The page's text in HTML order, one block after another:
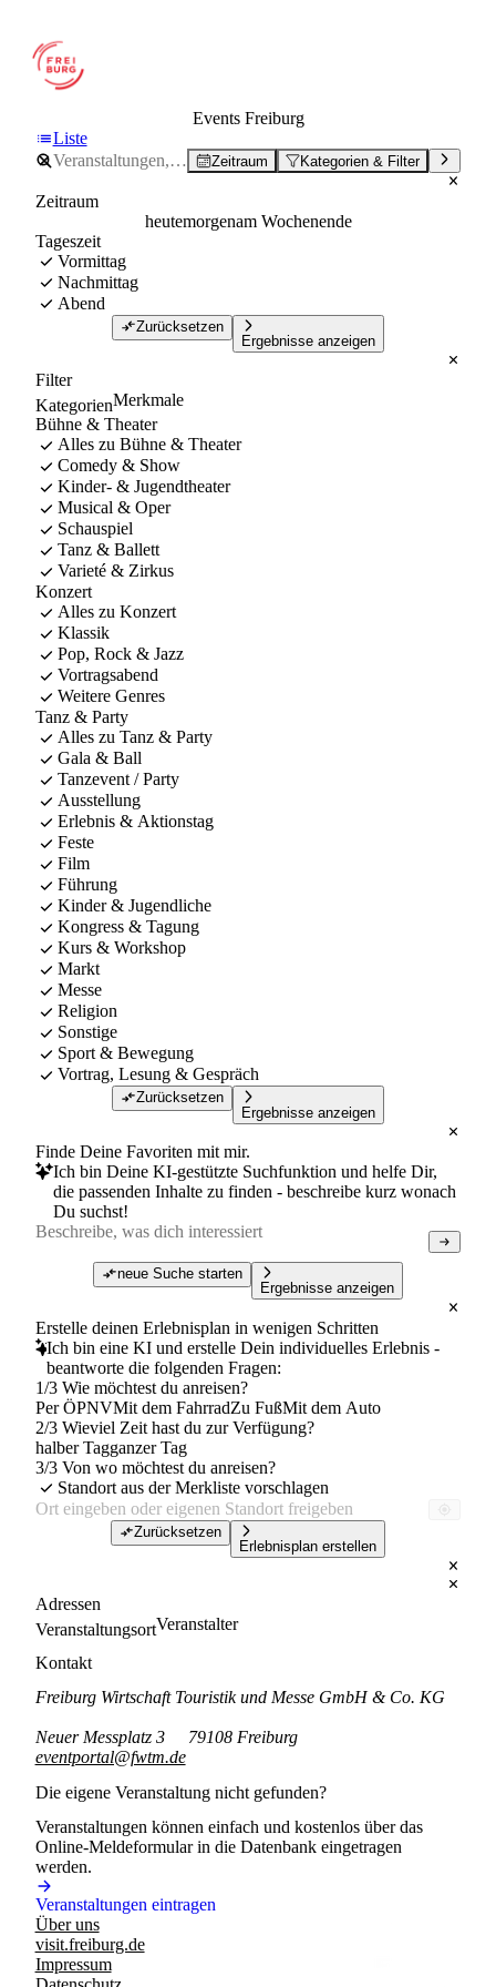
Events Freiburg
Liste
Zeitraum Kategorien & Filter
Zeitraum
heutemorgenam Wochenende
Tageszeit
Vormittag
Nachmittag
Abend
Zurücksetzen
Ergebnisse anzeigen
Filter
KategorienMerkmale
Bühne & Theater
Alles zu Bühne & Theater
Comedy & Show
Kinder- & Jugendtheater
Musical & Oper
Schauspiel
Tanz & Ballett
Varieté & Zirkus
Konzert
Alles zu Konzert
Klassik
Pop, Rock & Jazz
Vortragsabend
Weitere Genres
Tanz & Party
Alles zu Tanz & Party
Gala & Ball
Tanzevent / Party
Ausstellung
Erlebnis & Aktionstag
Feste
Film
Führung
Kinder & Jugendliche
Kongress & Tagung
Kurs & Workshop
Markt
Messe
Religion
Sonstige
Sport & Bewegung
Vortrag, Lesung & Gespräch
Zurücksetzen
Ergebnisse anzeigen
Finde Deine Favoriten mit mir.
Ich bin Deine KI-gestützte Suchfunktion und helfe Dir,
die passenden Inhalte zu finden - beschreibe kurz wonach
Du suchst!
neue Suche starten
Ergebnisse anzeigen
Erstelle deinen Erlebnisplan in wenigen Schritten
Ich bin eine KI und erstelle Dein individuelles Erlebnis -
beantworte die folgenden Fragen:
1/3 Wie möchtest du anreisen?
Per ÖPNVMit dem FahrradZu FußMit dem Auto
2/3 Wieviel Zeit hast du zur Verfügung?
halber Tagganzer Tag
3/3 Von wo möchtest du anreisen?
Standort aus der Merkliste vorschlagen
Zurücksetzen
Erlebnisplan erstellen
Adressen
VeranstaltungsortVeranstalter
Kontakt
Freiburg Wirtschaft Touristik und Messe GmbH & Co. KG
Neuer Messplatz 3
79108 Freiburg
eventportal@fwtm.de
Die eigene Veranstaltung nicht gefunden?
Veranstaltungen können einfach und kostenlos über das
Online-Meldeformular in die Datenbank eingetragen
werden.
Veranstaltungen eintragen
Über uns
visit.freiburg.de
Impressum